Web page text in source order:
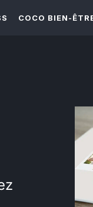
COCO BIEN-